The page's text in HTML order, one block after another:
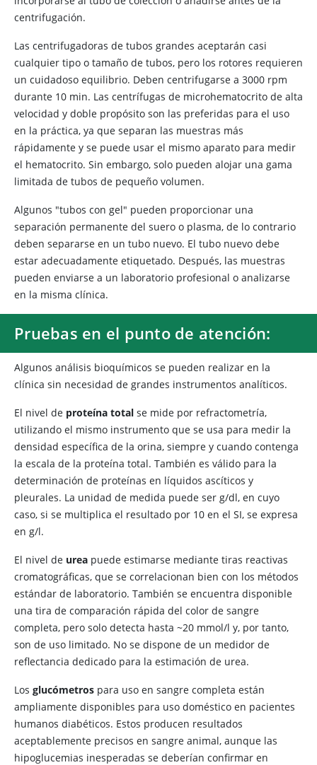
centrifugación.
Las centrifugadoras de tubos grandes aceptarán casi
cualquier tipo o tamaño de tubos, pero los rotores requieren
un cuidadoso equilibrio. Deben centrifugarse a 3000 rpm
durante 10 min. Las centrífugas de microhematocrito de alta
velocidad y doble propósito son las preferidas para el uso
en la práctica, ya que separan las muestras más
rápidamente y se puede usar el mismo aparato para medir
el hematocrito. Sin embargo, solo pueden alojar una gama
limitada de tubos de pequeño volumen.
Algunos "tubos con gel" pueden proporcionar una
separación permanente del suero o plasma, de lo contrario
deben separarse en un tubo nuevo. El tubo nuevo debe
estar adecuadamente etiquetado. Después, las muestras
pueden enviarse a un laboratorio profesional o analizarse
en la misma clínica.
Pruebas en el punto de atención:
Algunos análisis bioquímicos se pueden realizar en la
clínica sin necesidad de grandes instrumentos analíticos.
El nivel de proteína total se mide por refractometría,
utilizando el mismo instrumento que se usa para medir la
densidad específica de la orina, siempre y cuando contenga
la escala de la proteína total. También es válido para la
determinación de proteínas en líquidos ascíticos y
pleurales. La unidad de medida puede ser g/dl, en cuyo
caso, si se multiplica el resultado por 10 en el SI, se expresa
en g/l.
El nivel de urea puede estimarse mediante tiras reactivas
cromatográficas, que se correlacionan bien con los métodos
estándar de laboratorio. También se encuentra disponible
una tira de comparación rápida del color de sangre
completa, pero solo detecta hasta ~20 mmol/l y, por tanto,
son de uso limitado. No se dispone de un medidor de
reflectancia dedicado para la estimación de urea.
Los glucómetros para uso en sangre completa están
ampliamente disponibles para uso doméstico en pacientes
humanos diabéticos. Estos producen resultados
aceptablemente precisos en sangre animal, aunque las
hipoglucemias inesperadas se deberían confirmar en